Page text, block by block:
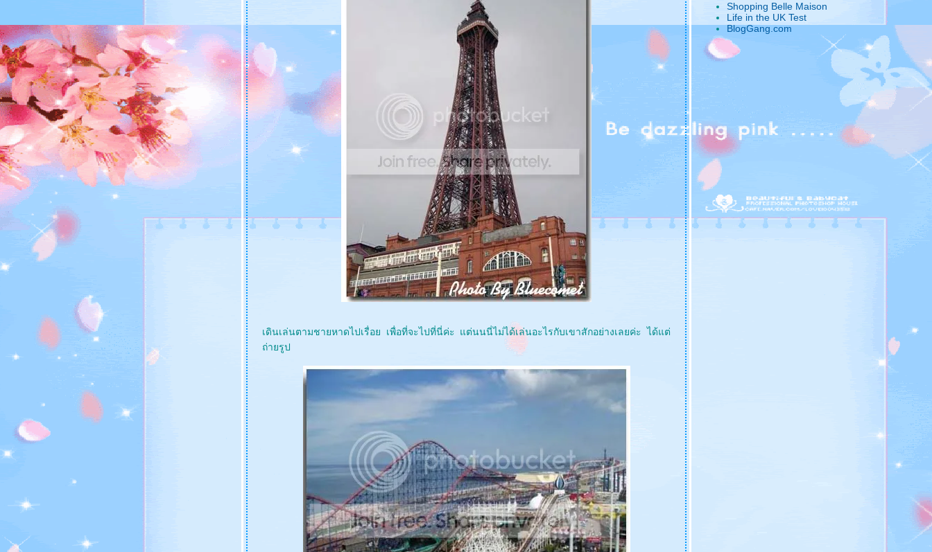
วันหยุดพากันเที่ยว Devon ตอน 2
วันหยุดพากันเที่ยว Devon ตอน 1
ชวนเที่ยวสวนสัตว์ ... Longleat
พาเที่ยว Brighton ตอน 2
พาเที่ยว Brighton ตอน 1
เที่ยว...สวนสัตว์ Marwell Zoo กันมั๊
มาชวนไปเก็บสตอร์เบอรี่กันจ้า (Stawberry
Picking)
วันว่าง ๆ สบาย ๆ ในสวนสาธารณะ (Common
Park)
ปิดท้ายเที่ยว...ลอนดอน (มีทติ้งที่บ้าน หมอนัท
หรือ The Miller)
เที่ยว...ลอนดอน (ตอนที่ 7 Harrods and
Kensington Palace)
เที่ยว...ลอนดอน (ตอนที่ 6 ล่องแม่น้ำเทมส์ และ
London Eye)
เที่ยว...ลอนดอน (ตอนที่ 5 St Paul Cathedral
and Millennium Bridge)
เที่ยว...ลอนดอน (ตอนที่ 3 Admiralty Arch and
Trafalgar Square)
เที่ยว...ลอนดอน (ตอนที่ 2 St Jame's Park และ
Buckingham Palace)
เที่ยว...ลอนดอน (ตอนที่ 1 Big Ben and House
ตั้งแต่เช้าจรด...เย็นที่พระราชวังวินเซอร์
Windsor Castle
ไปเที่ยว...Lepe Country Park...กันค่ะ
ก้าวแรก.....ณ ผืนแผ่นดินประเทศอังกฤษ (ของ
คุณนายแม่)
A Journey....to London Part IV (.....Trip to
A Journey....to London Part III (.....Trip to
London Eye.....)
A Journey....to London Part II (.....Trip to
Hamleys.....)
A Journey....to London Part I (....Trip to
Regent Street and Oxford Street ....)
เรื่องเล่า(บ่น).....ก่อนไปลอนดอน
เดินเล่นตามชายหาดไปเรื่อย เพื่อที่จะไปที่นี่ค่ะ แต่นนนี่ไม่ได้เล่นอะไรกับเขาสักอย่างเลยค่ะ ได้แต่
ถ่ายรูป
Shopping Belle Maison
Life in the UK Test
BlogGang.com